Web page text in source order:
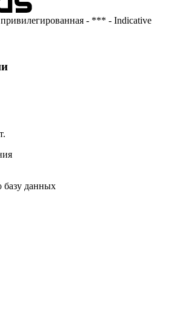
- *** - Indicative
базу данных